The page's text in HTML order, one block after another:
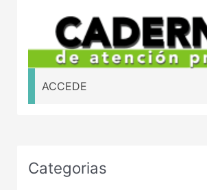
ACCEDE
Categorias